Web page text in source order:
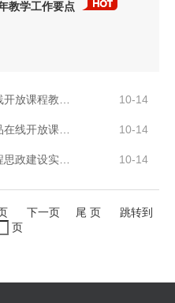
教学工作要点
10-14
10-14
10-14
下一页 尾 页
跳转到
页